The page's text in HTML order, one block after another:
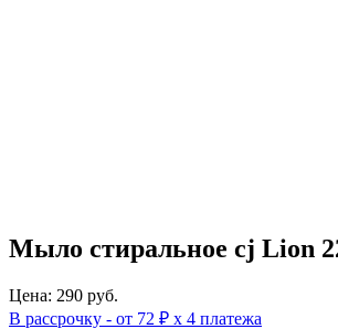
Мыло стиральное cj Lion
Цена: 290 руб.
В рассрочку - от 72 ₽ х 4 платежа